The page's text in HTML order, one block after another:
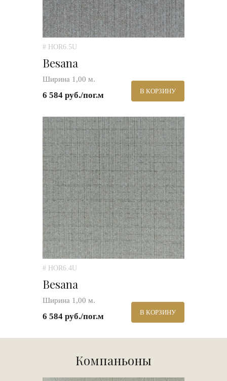
# HOR6.5U
Besana
Ширина 1,00 м.
6 584 руб./пог.м В КОРЗИНУ
# HOR6.4U
Besana
Ширина 1,00 м.
6 584 руб./пог.м В КОРЗИНУ
Компаньоны